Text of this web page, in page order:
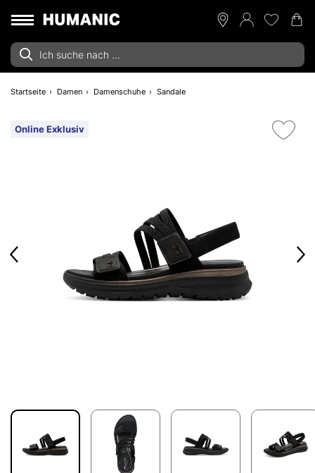
Startseite Damen Damenschuhe Sandale
Online Exklusiv